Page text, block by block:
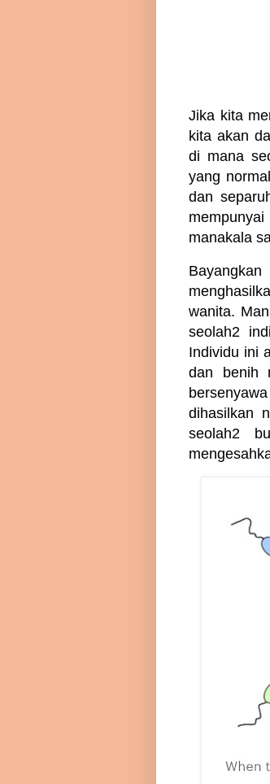
Jika kita
kita akan
di mana
yang
dan
manakala
wanita.
seolah2
Individu ini
dan benih
dihasilkan
seolah2